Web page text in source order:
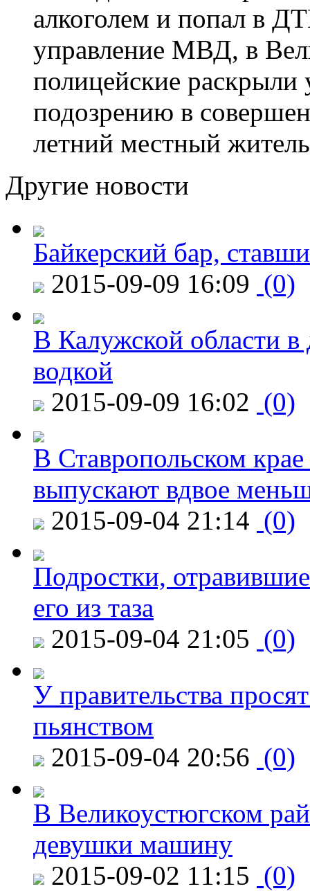
алкоголем и попал в
управление МВД, в
полицейские
подозрению в
летний местный
Другие новости
Байкерский бар,
2015-09-09 16:09 (0)
В Калужской области в
водкой
2015-09-09 16:02 (0)
В Ставропольском
выпускают вдвое
2015-09-04 21:14 (0)
Подростки,
его из таза
2015-09-04 21:05 (0)
У правительства
пьянством
2015-09-04 20:56 (0)
В Великоустюгском
девушки машину
2015-09-02 11:15 (0)